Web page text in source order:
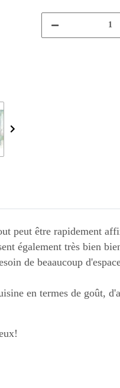
être rapidement
également très bien
de beaaucoup
en termes de goût,